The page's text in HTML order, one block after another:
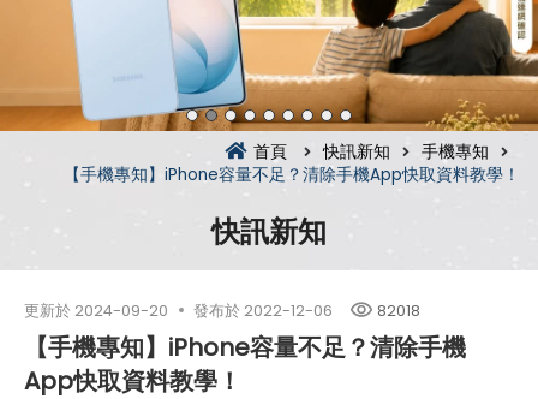
首頁 快訊新知
手機專知
【手機專知】iPhone容量不足？清除手機App快取資料教學！
快訊新知
更新於 2024-09-20 發布於 2022-12-06 82018
【手機專知】iPhone容量不足？清除手機
App快取資料教學！